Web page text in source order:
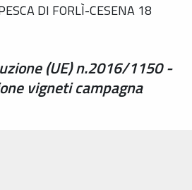
DI FORLÌ-CESENA 18
(UE) n.2016/1150 -
vigneti campagna